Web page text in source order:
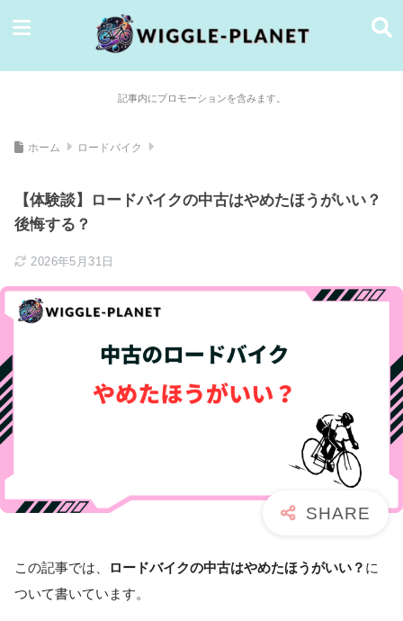
記事内にプロモーションを含みます。
ホーム ロードバイク
【体験談】ロードバイクの中古はやめたほうがいい？
後悔する？
2026年5月31日
この記事では、 ロードバイクの中古はやめたほうがいい？ に
ついて書いています。